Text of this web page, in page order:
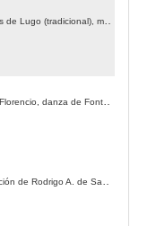
Canto das montañas de Lugo (tradicional), muiñeira e golpe de Rodrigo A. de Santiago, muiñeira (tradicional)
Alboradas (composición de Rodrigo A. de Santiago) e marcha procesional de Adelino Pichel (tradicionais)